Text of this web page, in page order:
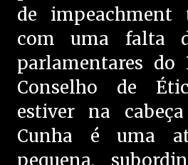
de impeachment
com uma falta
parlamentares
Conselho de
estiver na
Cunha é uma
pequena,